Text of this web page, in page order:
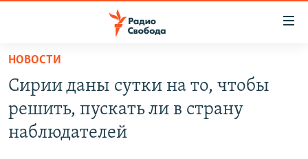
упрощенного
доступа
основному
ПОДКАСТЫ
АВТОРСКИЕ ПРОЕКТЫ
НОВОСТИ
Сирии даны сутки на то, чтобы
решить, пускать ли в страну
наблюдателей